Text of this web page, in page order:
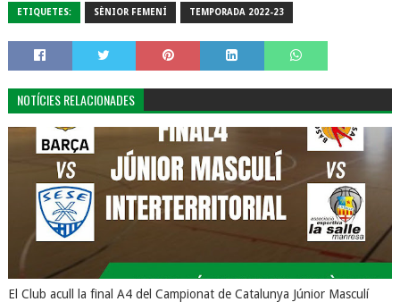
ETIQUETES: SÈNIOR FEMENÍ TEMPORADA 2022-23
NOTÍCIES RELACIONADES
El Club acull la final A4 del Campionat de Catalunya Júnior Masculí